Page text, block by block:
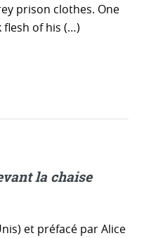
prison clothes. One
flesh of his (…)
la chaise
et préfacé par Alice